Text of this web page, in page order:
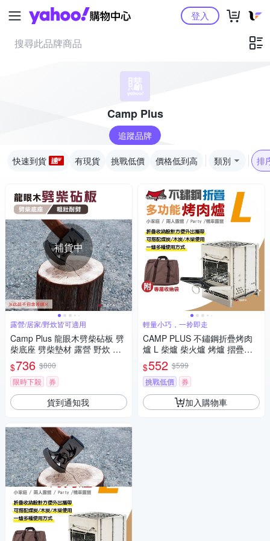
Yahoo購物中心登入
Camp Plus
追蹤品牌
快速到貨 有現貨 挑戰低價 價格低到高 類別 排
補貨中
露營/居家/野炊皆可適用
Camp Plus 龍眼木劈柴砧板 劈
柴底座 劈柴墊材 露營 野炊 悠
遊戶外
$736 $800
限時下殺
券
貨到通知我
輕量小巧，一拎即走
CAMP PLUS 不鏽鋼折疊烤肉
爐 L 柴爐 柴火爐 烤爐 摺疊收
納 野炊露營 悠遊戶外
$552 $599
挑戰低價
券
加入購物車